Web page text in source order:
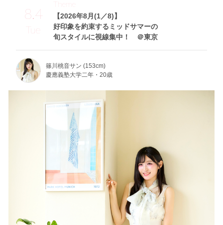
8.4
Tue
【2026年8月(1／8)】
好印象を約束するミッドサマーの
旬スタイルに視線集中！ ＠東京
Theme
篠川桃音サン (153cm)
慶應義塾大学二年・20歳